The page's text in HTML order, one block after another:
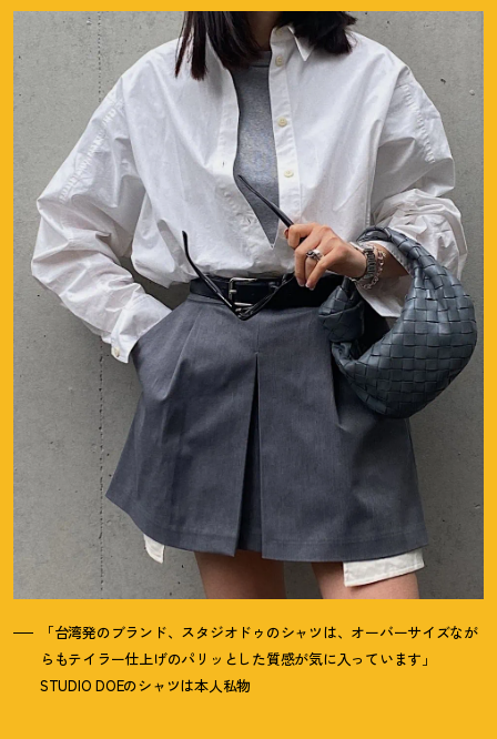
「台湾発のブランド、スタジオドゥのシャツは、オーバーサイズなが
らもテイラー仕上げのパリッとした質感が気に入っています」
STUDIO DOEのシャツは本人私物